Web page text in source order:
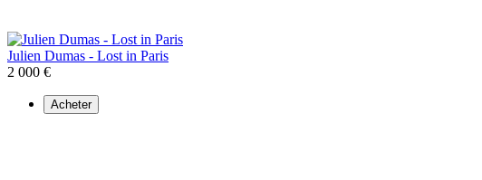
Julien Dumas - Lost in Paris
2 000 €
Acheter